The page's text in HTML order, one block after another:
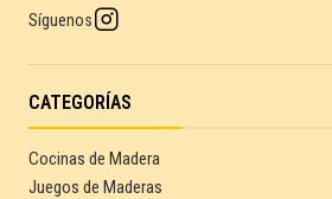
Síguenos
CATEGORÍAS
Cocinas de Madera
Juegos de Maderas